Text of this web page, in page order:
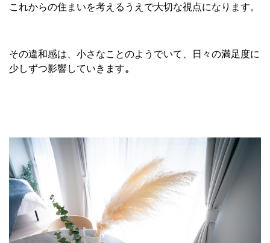
これからの住まいを考えるうえで大切な視点になります。
その違和感は、小さなことのようでいて、日々の満足度に
少しずつ影響していきます。